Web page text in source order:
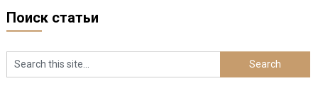
Поиск статьи